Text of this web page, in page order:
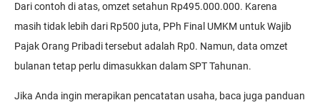
Dari contoh di atas, omzet setahun Rp495.000.000. Karena
masih tidak lebih dari Rp500 juta, PPh Final UMKM untuk Wajib
Pajak Orang Pribadi tersebut adalah Rp0. Namun, data omzet
bulanan tetap perlu dimasukkan dalam SPT Tahunan.
Jika Anda ingin merapikan pencatatan usaha, baca juga panduan